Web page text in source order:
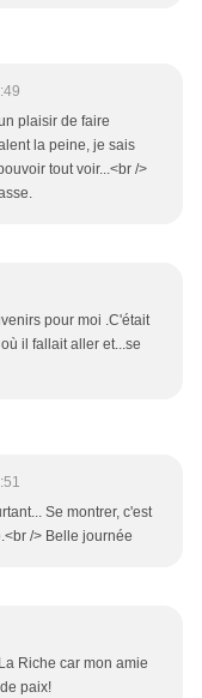
plaisir de faire
la peine, je sais
tout voir...<br />
pour moi .C'était
il fallait aller et...se
Se montrer, c'est
/> Belle journée
Riche car mon amie
paix!